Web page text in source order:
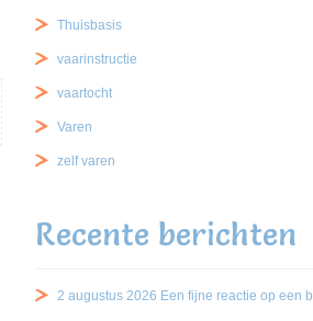
Thuisbasis
vaarinstructie
vaartocht
Varen
zelf varen
Recente berichten
2 augustus 2026 Een fijne reactie op een